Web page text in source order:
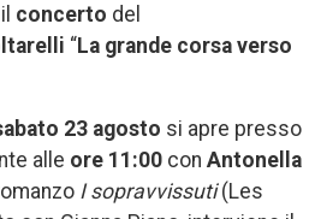
concerto del
“La grande corsa verso
23 agosto si apre presso
alle ore 11:00 con Antonella
I sopravvissuti(Les